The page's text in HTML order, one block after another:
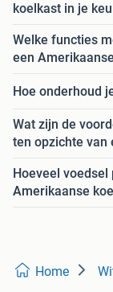
koelkast in je
Welke functies
een
Hoe onderhoud
Wat zijn de
ten opzichte van
Hoeveel
Amerikaanse
Home